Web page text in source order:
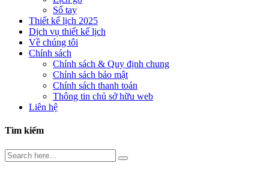
Sổ tay
Thiết kế lịch 2025
Dịch vụ thiết kế lịch
Về chúng tôi
Chính sách
Chính sách & Quy định chung
Chính sách bảo mật
Chính sách thanh toán
Thông tin chủ sở hữu web
Liên hệ
Tìm kiếm